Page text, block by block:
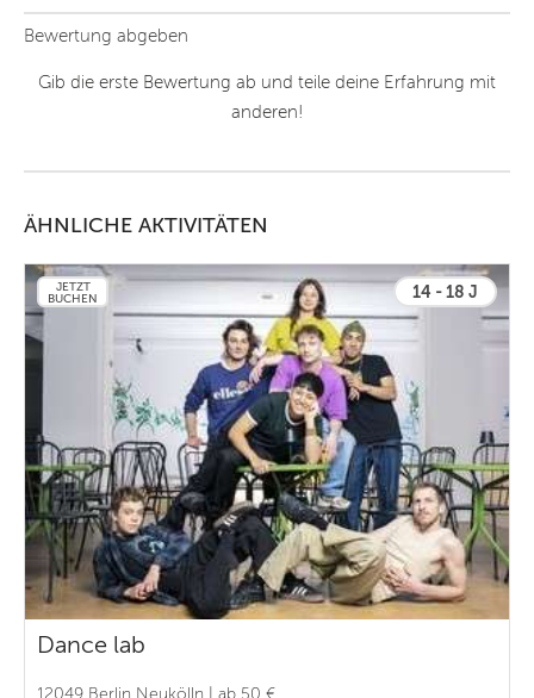
Bewertung abgeben
Gib die erste Bewertung ab und teile deine Erfahrung mit
anderen!
ÄHNLICHE AKTIVITÄTEN
JETZT
BUCHEN
14 - 18 J
Dance lab
12049 Berlin Neukölln | ab 50 €